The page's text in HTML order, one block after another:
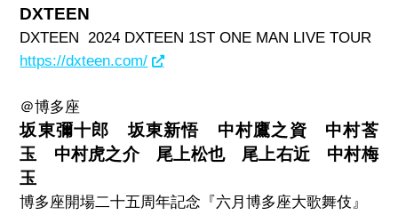
DXTEEN
DXTEEN 2024 DXTEEN 1ST ONE MAN LIVE TOUR
https://dxteen.com/
＠博多座
坂東彌十郎 坂東新悟 中村鷹之資 中村莟
玉 中村虎之介 尾上松也 尾上右近 中村梅
玉
博多座開場二十五周年記念『六月博多座大歌舞伎』